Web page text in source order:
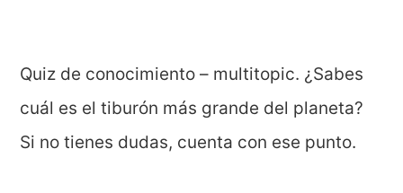
Quiz de conocimiento – multitopic. ¿Sabes
cuál es el tiburón más grande del planeta?
Si no tienes dudas, cuenta con ese punto.